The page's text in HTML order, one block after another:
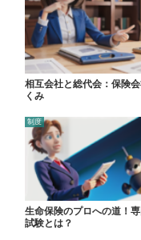
相互会社と総代会：保険
くみ
制度
生命保険のプロへの道！
試験とは？